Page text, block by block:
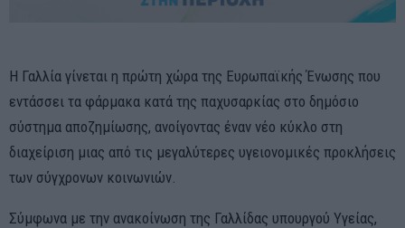
Η Γαλλία γίνεται η πρώτη χώρα της Ευρωπαϊκής Ένωσης που
εντάσσει τα φάρμακα κατά της παχυσαρκίας στο δημόσιο
σύστημα αποζημίωσης, ανοίγοντας έναν νέο κύκλο στη
διαχείριση μιας από τις μεγαλύτερες υγειονομικές προκλήσεις
των σύγχρονων κοινωνιών.
Σύμφωνα με την ανακοίνωση της Γαλλίδας υπουργού Υγείας,